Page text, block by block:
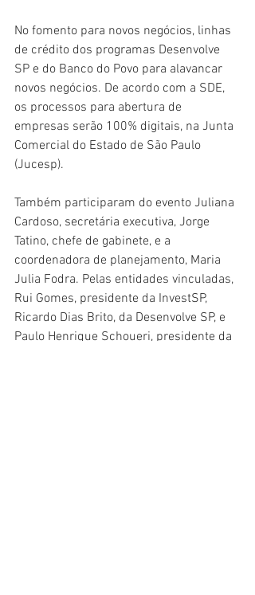
No fomento para novos negócios, linhas
de crédito dos programas Desenvolve
SP e do Banco do Povo para alavancar
novos negócios. De acordo com a SDE,
os processos para abertura de
empresas serão 100% digitais, na Junta
Comercial do Estado de São Paulo
(Jucesp).
Também participaram do evento Juliana
Cardoso, secretária executiva, Jorge
Tatino, chefe de gabinete, e a
coordenadora de planejamento, Maria
Julia Fodra. Pelas entidades vinculadas,
Rui Gomes, presidente da InvestSP,
Ricardo Dias Brito, da Desenvolve SP, e
Paulo Henrique Schoueri, presidente da